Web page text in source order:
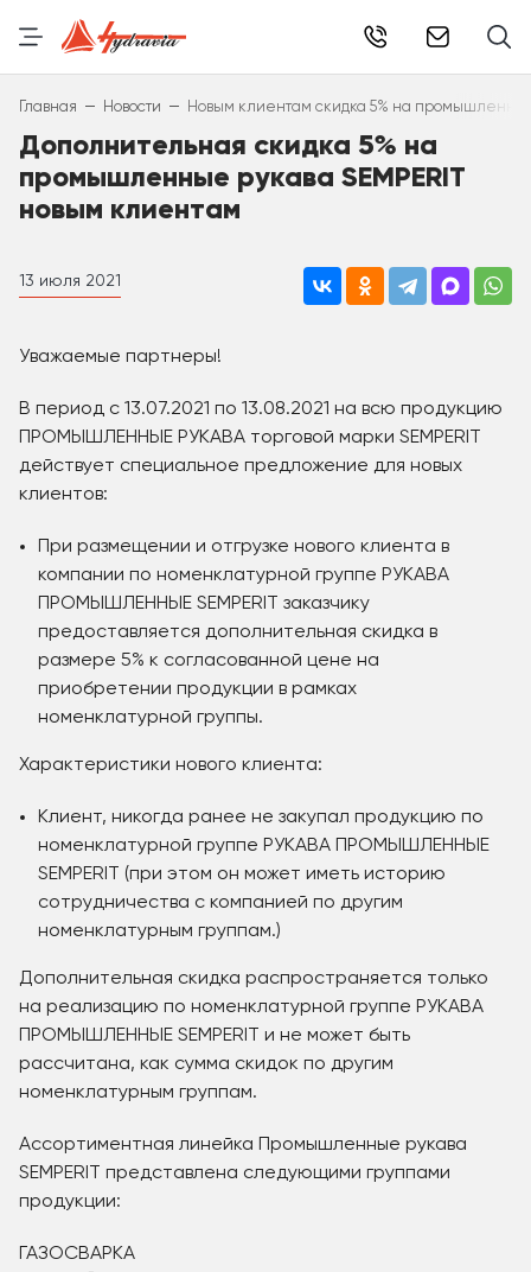
Главная – Новости – Новым клиентам скидка 5% на промышленные
Дополнительная скидка 5% на
промышленные рукава SEMPERIT
новым клиентам
13 июля 2021
Уважаемые партнеры!
В период с 13.07.2021 по 13.08.2021 на всю продукцию
ПРОМЫШЛЕННЫЕ РУКАВА торговой марки SEMPERIT
действует специальное предложение для новых
клиентов:
При размещении и отгрузке нового клиента в
компании по номенклатурной группе РУКАВА
ПРОМЫШЛЕННЫЕ SEMPERIT заказчику
предоставляется дополнительная скидка в
размере 5% к согласованной цене на
приобретении продукции в рамках
номенклатурной группы.
Характеристики нового клиента:
Клиент, никогда ранее не закупал продукцию по
номенклатурной группе РУКАВА ПРОМЫШЛЕННЫЕ
SEMPERIT (при этом он может иметь историю
сотрудничества с компанией по другим
номенклатурным группам.)
Дополнительная скидка распространяется только
на реализацию по номенклатурной группе РУКАВА
ПРОМЫШЛЕННЫЕ SEMPERIT и не может быть
рассчитана, как сумма скидок по другим
номенклатурным группам.
Ассортиментная линейка Промышленные рукава
SEMPERIT представлена следующими группами
продукции:
ГАЗОСВАРКА